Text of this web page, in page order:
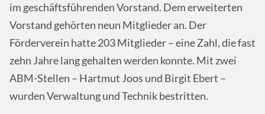
im geschäftsführenden Vorstand. Dem erweiterten
Vorstand gehörten neun Mitglieder an. Der
Förderverein hatte 203 Mitglieder – eine Zahl, die fast
zehn Jahre lang gehalten werden konnte. Mit zwei
ABM-Stellen – Hartmut Joos und Birgit Ebert –
wurden Verwaltung und Technik bestritten.